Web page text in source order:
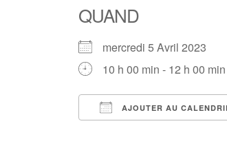
QUAND
mercredi 5 Avril 2023
10 h 00 min - 12 h 00 min
AJOUTER AU